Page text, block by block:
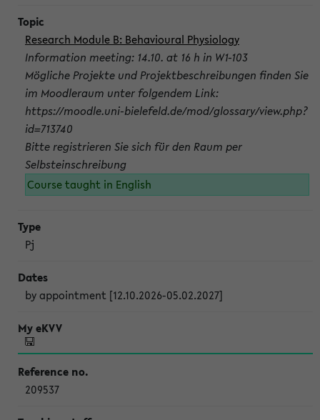
Research Module B: Behavioural Physiology
Information meeting: 14.10. at 16 h in W1-103
Mögliche Projekte und Projektbeschreibungen finden Sie
im Moodleraum unter folgendem Link:
https://moodle.uni-bielefeld.de/mod/glossary/view.php?
id=713740
Bitte registrieren Sie sich für den Raum per
Selbsteinschreibung
Course taught in English
Pj
by appointment [12.10.2026-05.02.2027]
209537